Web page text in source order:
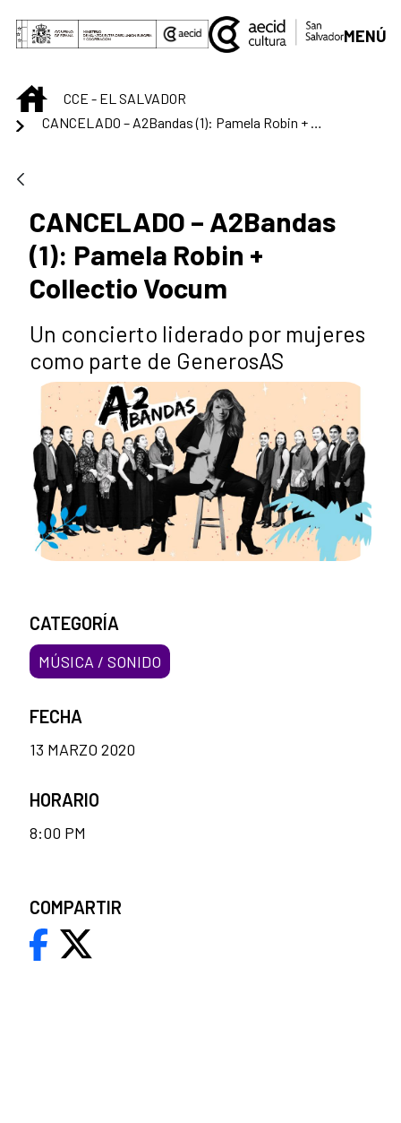
Saltar al contenido principal
MENÚ
INICIOCCE - EL SALVADOR
CANCELADO – A2Bandas
(1): Pamela Robin +
Collectio Vocum
Un concierto liderado por mujeres
como parte de GenerosAS
CATEGORÍA
MÚSICA / SONIDO
FECHA
13 MARZO 2020
HORARIO
8:00 PM
COMPARTIR